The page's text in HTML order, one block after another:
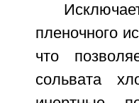
пленочного
что
сольвата